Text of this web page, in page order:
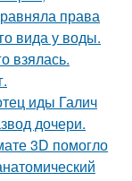
права
вида у воды.
взялась.
иды Галич
дочери.
3D помогло